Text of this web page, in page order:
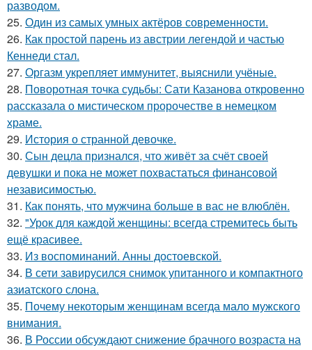
разводом.
25. Один из самых умных актёров современности.
26. Как простой парень из австрии легендой и частью
Кеннеди стал.
27. Оргазм укрепляет иммунитет, выяснили учёные.
28. Поворотная точка судьбы: Сати Казанова откровенно
рассказала о мистическом пророчестве в немецком
храме.
29. История о странной девочке.
30. Сын децла признался, что живёт за счёт своей
девушки и пока не может похвастаться финансовой
независимостью.
31. Как понять, что мужчина больше в вас не влюблён.
32. "Урок для каждой женщины: всегда стремитесь быть
ещё красивее.
33. Из воспоминаний. Анны достоевской.
34. В сети завирусился снимок упитанного и компактного
азиатского слона.
35. Почему некоторым женщинам всегда мало мужского
внимания.
36. В России обсуждают снижение брачного возраста на